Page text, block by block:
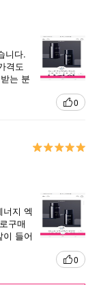
니다.
격도
는 분
0
지 엑
구매
들어
0